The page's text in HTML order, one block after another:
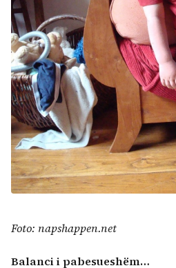
Foto: napshappen.net
Balanci i pabesueshëm…